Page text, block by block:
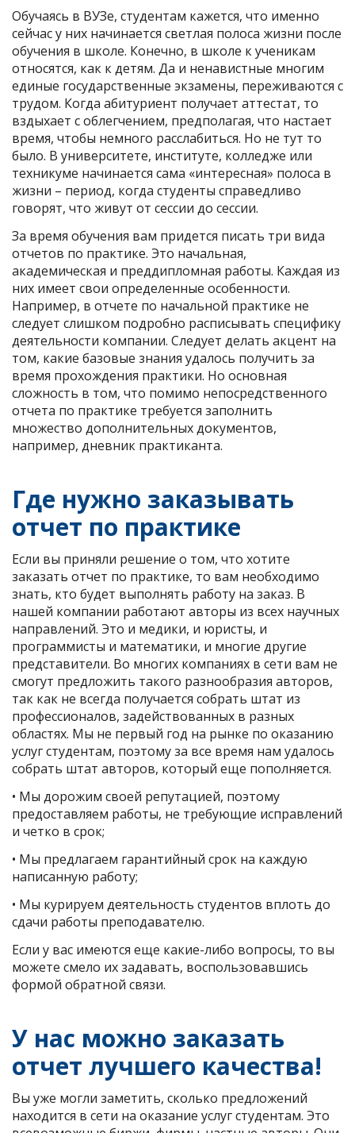
Обучаясь в ВУЗе, студентам кажется, что именно
сейчас у них начинается светлая полоса жизни после
обучения в школе. Конечно, в школе к ученикам
относятся, как к детям. Да и ненавистные многим
единые государственные экзамены, переживаются с
трудом. Когда абитуриент получает аттестат, то
вздыхает с облегчением, предполагая, что настает
время, чтобы немного расслабиться. Но не тут то
было. В университете, институте, колледже или
техникуме начинается сама «интересная» полоса в
жизни – период, когда студенты справедливо
говорят, что живут от сессии до сессии.
За время обучения вам придется писать три вида
отчетов по практике. Это начальная,
академическая и преддипломная работы. Каждая из
них имеет свои определенные особенности.
Например, в отчете по начальной практике не
следует слишком подробно расписывать специфику
деятельности компании. Следует делать акцент на
том, какие базовые знания удалось получить за
время прохождения практики. Но основная
сложность в том, что помимо непосредственного
отчета по практике требуется заполнить
множество дополнительных документов,
например, дневник практиканта.
Где нужно заказывать
отчет по практике
Если вы приняли решение о том, что хотите
заказать отчет по практике, то вам необходимо
знать, кто будет выполнять работу на заказ. В
нашей компании работают авторы из всех научных
направлений. Это и медики, и юристы, и
программисты и математики, и многие другие
представители. Во многих компаниях в сети вам не
смогут предложить такого разнообразия авторов,
так как не всегда получается собрать штат из
профессионалов, задействованных в разных
областях. Мы не первый год на рынке по оказанию
услуг студентам, поэтому за все время нам удалось
собрать штат авторов, который еще пополняется.
• Мы дорожим своей репутацией, поэтому
предоставляем работы, не требующие исправлений
и четко в срок;
• Мы предлагаем гарантийный срок на каждую
написанную работу;
• Мы курируем деятельность студентов вплоть до
сдачи работы преподавателю.
Если у вас имеются еще какие-либо вопросы, то вы
можете смело их задавать, воспользовавшись
формой обратной связи.
У нас можно заказать
отчет лучшего качества!
Вы уже могли заметить, сколько предложений
находится в сети на оказание услуг студентам. Это